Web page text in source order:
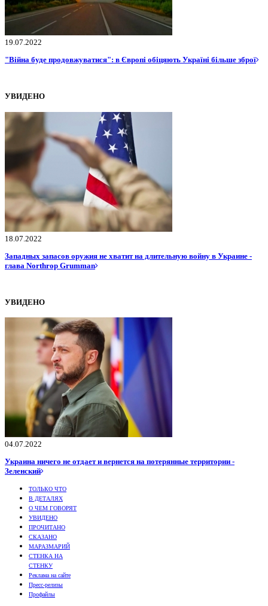
19.07.2022
"Війна буде продовжуватися": в Європі обіцяють Україні більше зброї
УВИДЕНО
18.07.2022
Западных запасов оружия не хватит на длительную войну в Украине -
глава Northrop Grumman
УВИДЕНО
04.07.2022
Украина ничего не отдает и вернется на потерянные территории -
Зеленский
ТОЛЬКО ЧТО
В ДЕТАЛЯХ
О ЧЕМ ГОВОРЯТ
УВИДЕНО
ПРОЧИТАНО
СКАЗАНО
МАРАЗМАРИЙ
СТЕНКА НА
СТЕНКУ
Реклама на сайте
Пресс-релизы
Профайлы